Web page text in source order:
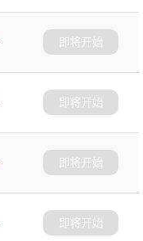
即将开始
即将开始
即将开始
即将开始